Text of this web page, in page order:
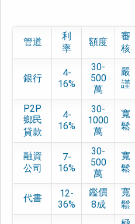
管道
利
率
額度
審
核
銀行
4-
16%
30-
500
萬
嚴
謹
P2P
鄉民
貸款
4-
16%
30-
1000
萬
寬
鬆
融資
公司
7-
16%
30-
500
萬
寬
鬆
代書
12-
36%
鑑價
8成
寬
鬆